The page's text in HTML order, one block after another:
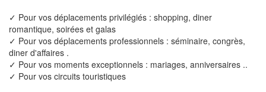
✓ Pour vos déplacements privilégiés : shopping, diner
romantique, soirées et galas
✓ Pour vos déplacements professionnels : séminaire, congrès,
diner d'affaires .
✓ Pour vos moments exceptionnels : mariages, anniversaires ..
✓ Pour vos circuits touristiques